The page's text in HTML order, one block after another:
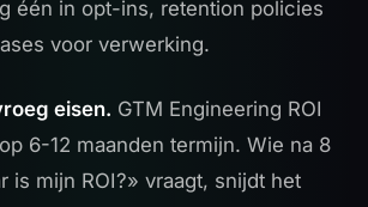
één in opt-ins, retention policies
voor verwerking.
eisen. GTM Engineering ROI
6-12 maanden termijn. Wie na 8
is mijn ROI?» vraagt, snijdt het